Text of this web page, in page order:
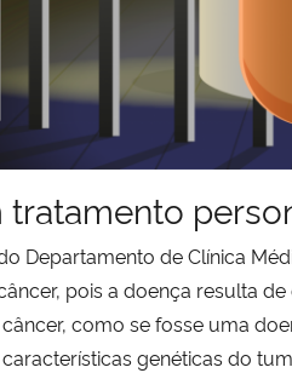
tratamento
Departamento de Clínica
pois a doença resulta
como se fosse uma
genéticas do